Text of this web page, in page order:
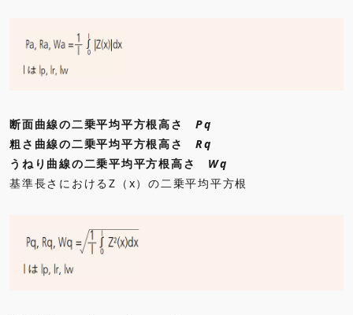
断面曲線の二乗平均平方根高さPq
粗さ曲線の二乗平均平方根高さRq
うねり曲線の二乗平均平方根高さ Wq
基準長さにおけるZ（x）の二乗平均平方根